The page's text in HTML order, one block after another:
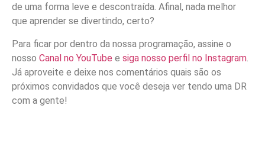
de uma forma leve e descontraída. Afinal, nada melhor
que aprender se divertindo, certo?
Para ficar por dentro da nossa programação, assine o
nosso Canal no YouTube e siga nosso perfil no Instagram
Já aproveite e deixe nos comentários quais são os
próximos convidados que você deseja ver tendo uma DR
com a gente!